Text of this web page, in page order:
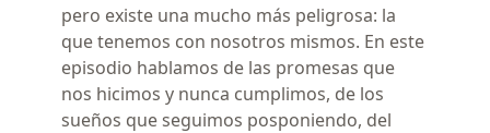
pero existe una mucho más peligrosa: la
que tenemos con nosotros mismos. En este
episodio hablamos de las promesas que
nos hicimos y nunca cumplimos, de los
sueños que seguimos posponiendo, del